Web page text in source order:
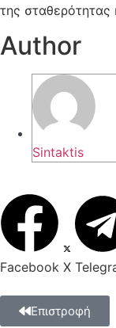
της σταθερότητας
Author
Sintaktis
Facebook X
Επιστροφή